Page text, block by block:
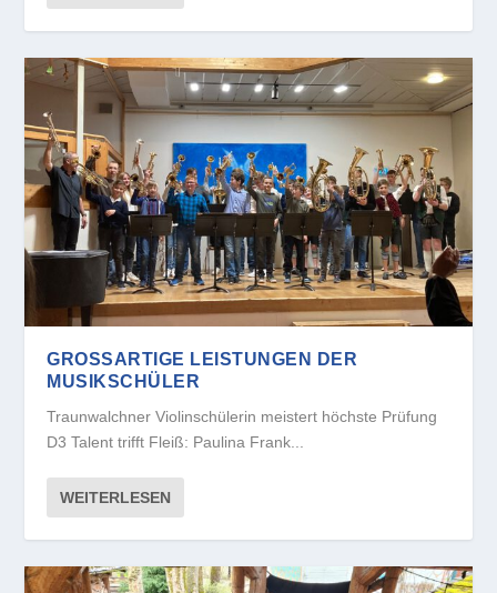
GROSSARTIGE LEISTUNGEN DER M
USIKSCHÜLER
Traunwalchner Violinschülerin meistert höchste Prüfung
D3 Talent trifft Fleiß: Paulina Frank...
WEITERLESEN